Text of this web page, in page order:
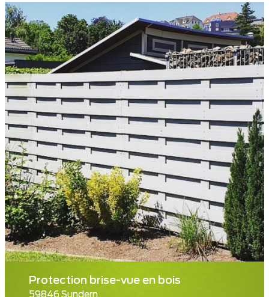
Protection brise-vue en bois
59846 Sundern